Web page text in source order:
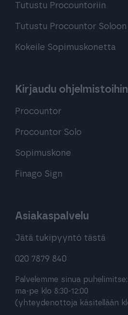
Tutustu Procountoriin
Tutustu Procountor Soloon
Kokeile Sopimuskonetta
Kirjaudu ohjelmistoihin
Procountor
Procountor Solo
Sopimuskone
Finago Sign
Asiakaspalvelu
Jätä tukipyyntö tästä
020 7879 840
Palvelemme sinua puhelimitse:
ma-pe klo 8:30-12:00
(yhteydenottoja käsitellään